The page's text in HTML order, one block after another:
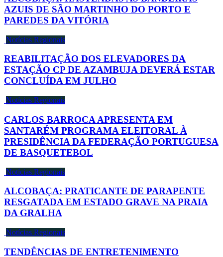
AZUIS DE SÃO MARTINHO DO PORTO E
PAREDES DA VITÓRIA
Notícias Regionais
REABILITAÇÃO DOS ELEVADORES DA
ESTAÇÃO CP DE AZAMBUJA DEVERÁ ESTAR
CONCLUÍDA EM JULHO
Notícias Regionais
CARLOS BARROCA APRESENTA EM
SANTARÉM PROGRAMA ELEITORAL À
PRESIDÊNCIA DA FEDERAÇÃO PORTUGUESA
DE BASQUETEBOL
Notícias Regionais
ALCOBAÇA: PRATICANTE DE PARAPENTE
RESGATADA EM ESTADO GRAVE NA PRAIA
DA GRALHA
Notícias Regionais
TENDÊNCIAS DE ENTRETENIMENTO